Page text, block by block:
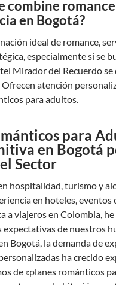
combine
en Bogotá?
ideal de romance,
especialmente si se
Mirador del Recuerdo se
atención
para adultos.
para
en Bogotá
Sector
hospitalidad, turismo y
en hoteles,
a viajeros en Colombia,
expectativas de nuestros
Bogotá, la demanda de
ha crecido
de «planes románticos